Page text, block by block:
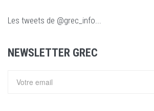
Les tweets de @grec_info...
NEWSLETTER GREC